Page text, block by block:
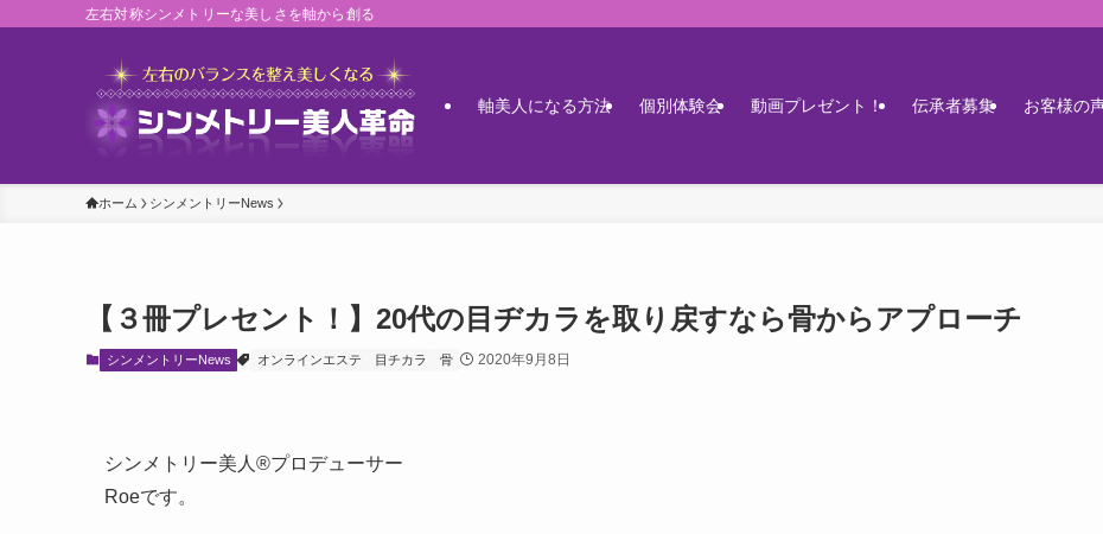
左右対称シンメトリーな美しさを軸から創る
軸美人になる方法 個別体験会 動画プレゼント！ 伝承者募集 お客様の
ホーム シンメントリーNews
【３冊プレセント！】20代の目ヂカラを取り戻すなら骨からアプローチ
シンメントリーNews オンラインエステ 目チカラ 骨 2020年9月8日
シンメトリー美人®プロデューサー
Roeです。